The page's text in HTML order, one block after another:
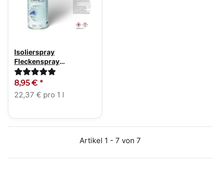
Isolierspray
Fleckenspray
Isolierfarbe 400ml weiß
8,95 € *
22,37 € pro 1 l
Artikel 1 - 7 von 7